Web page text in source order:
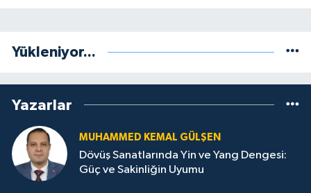
Yükleniyor...
Yazarlar
MUHAMMED KEMAL GÜLŞEN
Dövüş Sanatlarında Yin ve Yang Dengesi:
Güç ve Sakinliğin Uyumu